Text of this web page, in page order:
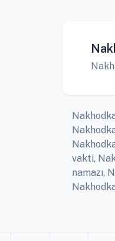
vakti,
namazı,